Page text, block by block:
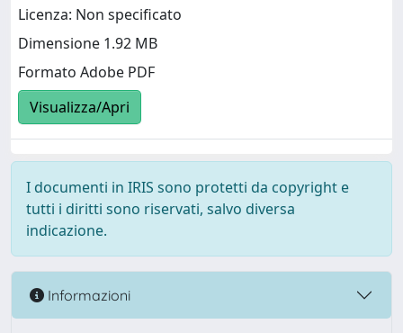
Licenza: Non specificato
Dimensione 1.92 MB
Formato Adobe PDF
Visualizza/Apri
I documenti in IRIS sono protetti da copyright e
tutti i diritti sono riservati, salvo diversa
indicazione.
Informazioni